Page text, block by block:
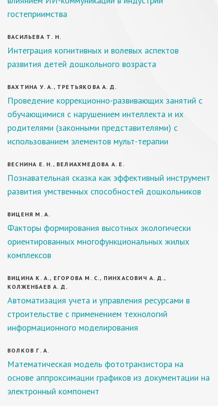
гостеприимства
ВАСИЛЬЕВА Т. Н.
Интеграция когнитивных и волевых аспектов
развития детей дошкольного возраста
ВАХТИНА У. А., ТРЕТЬЯКОВА А. Д.
Проведение коррекционно-развивающих занятий с
обучающимися с нарушением интеллекта и их
родителями (законными представителями) с
использованием элементов мульт-терапии
ВЕСНИНА Е. Н., ВЕЛИАХМЕДОВА А. Е.
Познавательная сказка как эффективный инструмент
развития умственных способностей дошкольников
ВИЦЕНЯ М. А.
Факторы формирования высотных экологически
ориентированных многофункциональных жилых
комплексов
ВИЦИНА К. А., ЕГОРОВА М. С., ПИНХАСОВИЧ А. Д.,
КОЛЖЕНБАЕВ А. Д.
Автоматизация учета и управления ресурсами в
строительстве с применением технологий
информационного моделирования
ВОЛКОВ Г. А.
Математическая модель фототранзистора на
основе аппроксимации графиков из документации на
электронный компонент